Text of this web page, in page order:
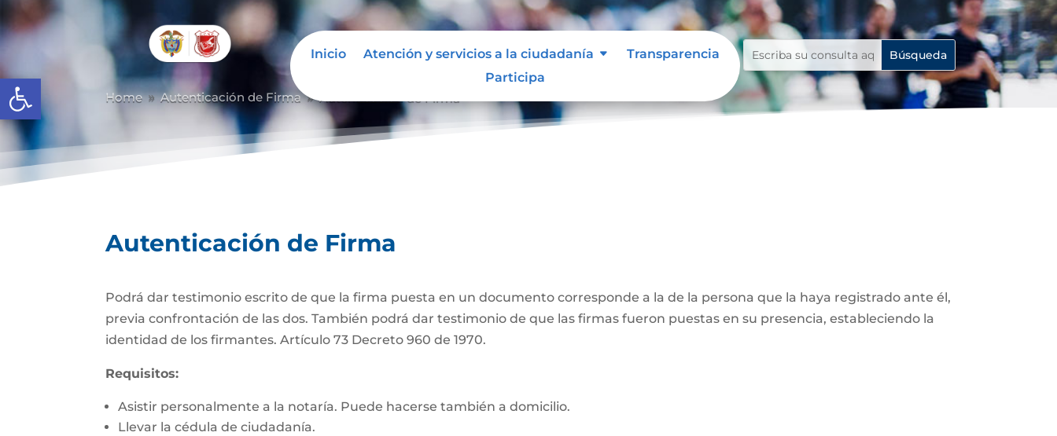
Abrir barra de herramientas
Inicio Atención y servicios a la ciudadanía
Transparencia
Participa
Home 9 Autenticación de Firma 9
Autenticación de Firma
Podrá dar testimonio escrito de que la firma puesta en un documento corresponde a la de la persona que la haya registrado ante él,
previa confrontación de las dos. También podrá dar testimonio de que las firmas fueron puestas en su presencia, estableciendo la
identidad de los firmantes. Artículo 73 Decreto 960 de 1970.
Requisitos:
Asistir personalmente a la notaría. Puede hacerse también a domicilio.
Llevar la cédula de ciudadanía.